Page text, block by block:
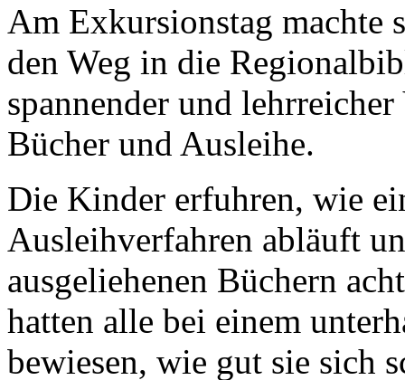
Am Exkursionstag machte
den Weg in die
spannender und
Bücher und Ausleihe.
Die Kinder erfuhren, wie
Ausleihverfahren abläuft
ausgeliehenen Büchern
hatten alle bei einem
bewiesen, wie gut sie sich